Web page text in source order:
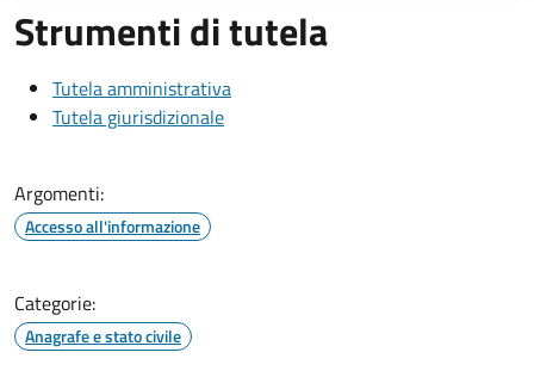
Strumenti di tutela
Tutela amministrativa
Tutela giurisdizionale
Argomenti:
Accesso all'informazione
Categorie:
Anagrafe e stato civile